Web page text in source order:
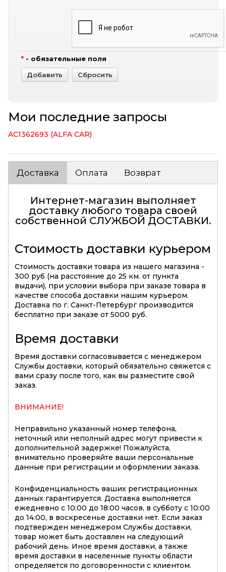
* - обязательные поля
Мои последние запросы
AC1362693 (ALFA CAR)
Доставка Оплата Возврат
Интернет-магазин выполняет
доставку любого товара своей
собственной СЛУЖБОЙ ДОСТАВКИ.
Стоимость доставки курьером
Стоимость доставки товара из нашего магазина -
300 руб (на расстояние до 25 км. от пункта
выдачи), при условии выбора при заказе товара в
качестве способа доставки нашим курьером.
Доставка по г. Санкт-Петербург производится
бесплатно при заказе от 5000 руб.
Время доставки
Время доставки согласовывается с менеджером
Службы доставки, который обязательно свяжется с
вами сразу после того, как вы разместите свой
заказ.
ВНИМАНИЕ!
Неправильно указанный номер телефона,
неточный или неполный адрес могут привести к
дополнительной задержке! Пожалуйста,
внимательно проверяйте ваши персональные
данные при регистрации и оформлении заказа.
Конфиденциальность ваших регистрационных
данных гарантируется. Доставка выполняется
ежедневно с 10:00 до 18:00 часов, в субботу с 10:00
до 14:00, в воскресенье доставки нет. Если заказ
подтвержден менеджером Службы доставки,
товар может быть доставлен на следующий
рабочий день. Иное время доставки, а также
время доставки в населенные пункты области
определяется по договоренности с клиентом.